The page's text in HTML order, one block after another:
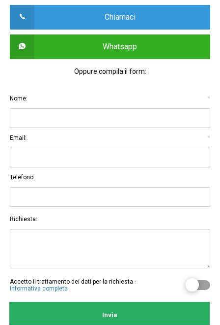
Chiamaci
Whatsapp
Oppure compila il form:
Nome: *
Email: *
Telefono:
Richiesta:
Accetto il trattamento dei dati per la richiesta -
Informativa completa